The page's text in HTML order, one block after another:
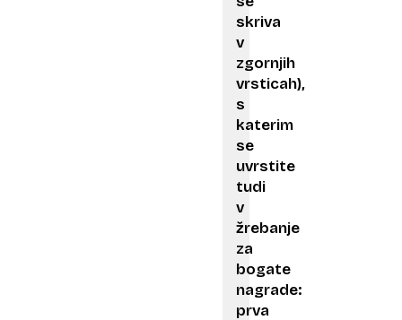
skriva
v
zgornjih
vrsticah),
s
katerim
se
uvrstite
tudi
v
žrebanje
za
bogate
nagrade:
prva